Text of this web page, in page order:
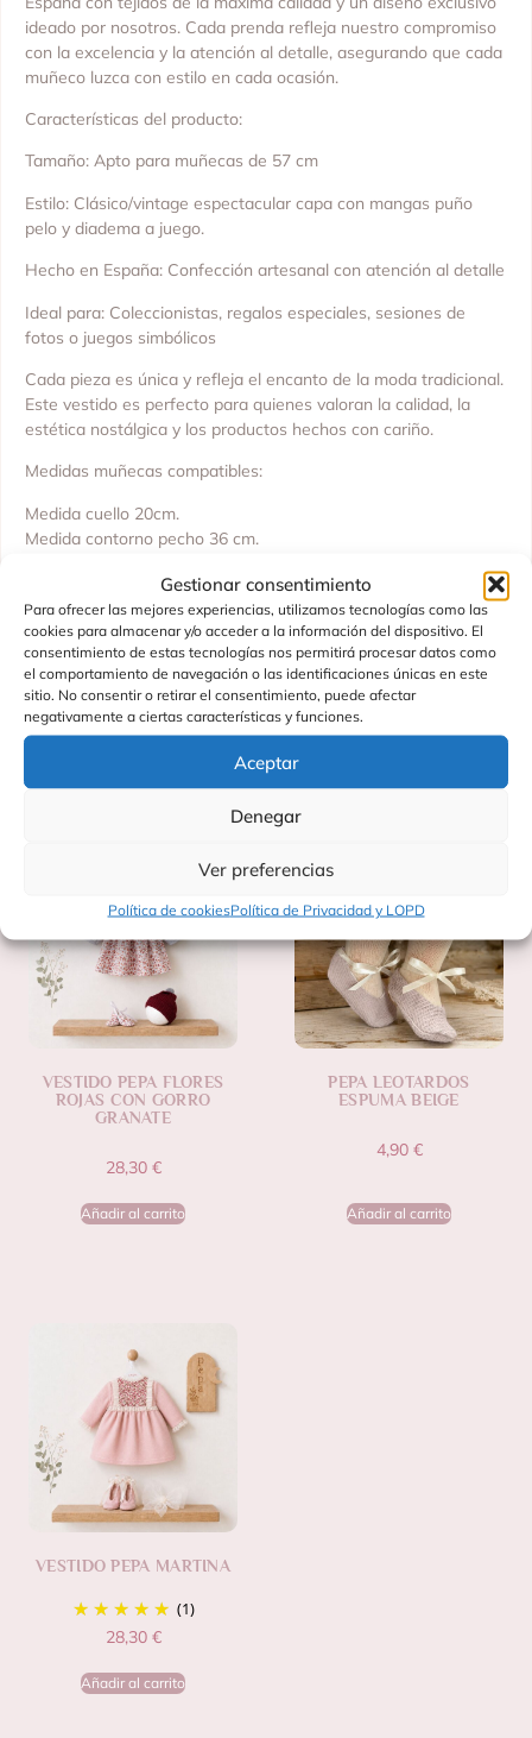
Gestionar consentimiento
Para ofrecer las mejores experiencias, utilizamos tecnologías como las
cookies para almacenar y/o acceder a la información del dispositivo. El
consentimiento de estas tecnologías nos permitirá procesar datos como
el comportamiento de navegación o las identificaciones únicas en este
sitio. No consentir o retirar el consentimiento, puede afectar
negativamente a ciertas características y funciones.
Aceptar
Denegar
Ver preferencias
Política de cookiesPolítica de Privacidad y LOPD
ideado por nosotros. Cada prenda refleja nuestro compromiso
con la excelencia y la atención al detalle, asegurando que cada
muñeco luzca con estilo en cada ocasión.
Características del producto:
Tamaño: Apto para muñecas de 57 cm
Estilo: Clásico/vintage espectacular capa con mangas puño
pelo y diadema a juego.
Hecho en España: Confección artesanal con atención al detalle
Ideal para: Coleccionistas, regalos especiales, sesiones de
fotos o juegos simbólicos
Cada pieza es única y refleja el encanto de la moda tradicional.
Este vestido es perfecto para quienes valoran la calidad, la
estética nostálgica y los productos hechos con cariño.
Medidas muñecas compatibles:
Medida cuello 20cm.
Medida contorno pecho 36 cm.
Fabricado por: Asivil, S.L.
SKU 3287930
No recomendado para menores de 36 meses.
Productos Relacionados
VESTIDO PEPA FLORES
ROJAS CON GORRO
GRANATE
28,30 €
Añadir al carrito
PEPA LEOTARDOS
ESPUMA BEIGE
4,90 €
Añadir al carrito
VESTIDO PEPA MARTINA
(1)
28,30 €
Añadir al carrito